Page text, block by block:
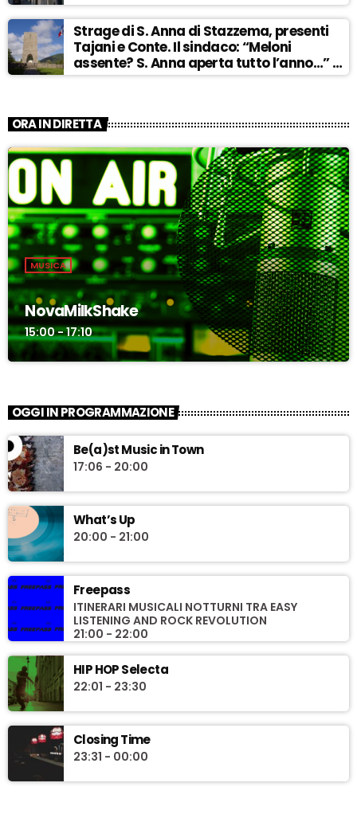
Strage di S. Anna di Stazzema, presenti
Tajani e Conte. Il sindaco: “Meloni
assente? S. Anna aperta tutto l’anno…” –
ASCOLTA
ORA IN DIRETTA
MUSICA
NovaMilkShake
15:00 - 17:10
OGGI IN PROGRAMMAZIONE
Be(a)st Music in Town
17:06 - 20:00
What’s Up
20:00 - 21:00
Freepass
ITINERARI MUSICALI NOTTURNI TRA EASY
LISTENING AND ROCK REVOLUTION
21:00 - 22:00
HIP HOP Selecta
22:01 - 23:30
Closing Time
23:31 - 00:00